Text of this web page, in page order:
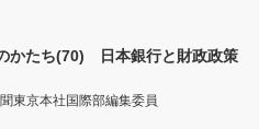
かたち(70) 日本銀行と財政政策
東京本社国際部編集委員